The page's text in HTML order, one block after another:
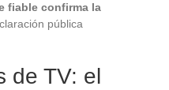
fiable confirma la
pública
de TV: el